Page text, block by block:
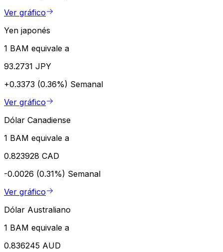
Ver gráfico
Yen japonés
1 BAM equivale a
93.2731 JPY
+0.3373 (0.36%) Semanal
Ver gráfico
Dólar Canadiense
1 BAM equivale a
0.823928 CAD
-0.0026 (0.31%) Semanal
Ver gráfico
Dólar Australiano
1 BAM equivale a
0.836245 AUD